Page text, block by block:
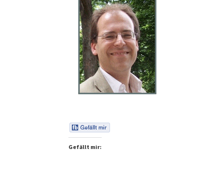
Gefällt mir: